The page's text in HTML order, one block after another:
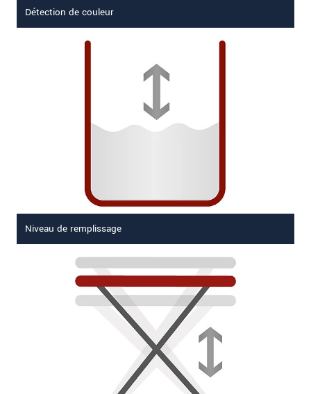
Détection de couleur
Niveau de remplissage